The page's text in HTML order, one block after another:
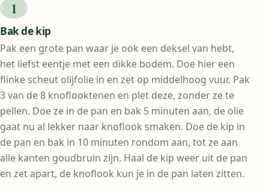
Bak de kip
Pak een grote pan waar je ook een deksel van hebt,
het liefst eentje met een dikke bodem. Doe hier een
flinke scheut olijfolie in en zet op middelhoog vuur. Pak
3 van de 8 knoflooktenen en plet deze, zonder ze te
pellen. Doe ze in de pan en bak 5 minuten aan, de olie
gaat nu al lekker naar knoflook smaken. Doe de kip in
de pan en bak in 10 minuten rondom aan, tot ze aan
alle kanten goudbruin zijn. Haal de kip weer uit de pan
en zet apart, de knoflook kun je in de pan laten zitten.